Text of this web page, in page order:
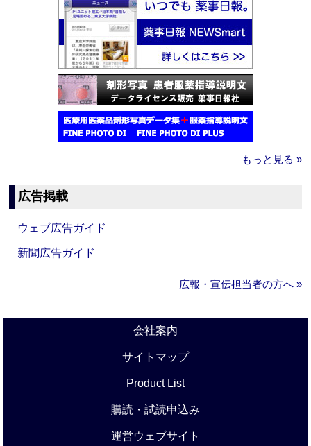
もっと見る »
広告掲載
ウェブ広告ガイド
新聞広告ガイド
広報・宣伝担当者の方へ »
会社案内
サイトマップ
Product List
購読・試読申込み
運営ウェブサイト